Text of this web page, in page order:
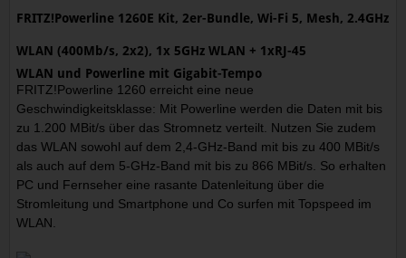
FRITZ!Powerline 1260E Kit, 2er-Bundle, Wi-Fi 5, Mesh, 2.4GHz
WLAN (400Mb/s, 2x2), 1x 5GHz WLAN + 1xRJ-45
WLAN und Powerline mit Gigabit-Tempo
FRITZ!Powerline 1260 erreicht eine neue
Geschwindigkeitsklasse: Mit Powerline werden die Daten mit bis
zu 1.200 MBit/s über das Stromnetz verteilt. Nutzen Sie zudem
das WLAN sowohl auf dem 2,4-GHz-Band mit bis zu 400 MBit/s
als auch auf dem 5-GHz-Band mit bis zu 866 MBit/s. So erhalten
PC und Fernseher eine rasante Datenleitung über die
Stromleitung und Smartphone und Co surfen mit Topspeed im
WLAN.